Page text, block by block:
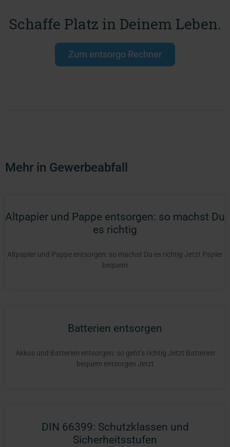
Schaffe Platz in Deinem Leben.
Zum entsorgo Rechner
Mehr in Gewerbeabfall
Altpapier und Pappe entsorgen: so machst Du
es richtig
Altpapier und Pappe entsorgen: so machst Du es richtig Jetzt Papier
bequem
Batterien entsorgen
Akkus und Batterien entsorgen: so geht’s richtig Jetzt Batterien
bequem entsorgen Jetzt
DIN 66399: Schutzklassen und
Sicherheitsstufen